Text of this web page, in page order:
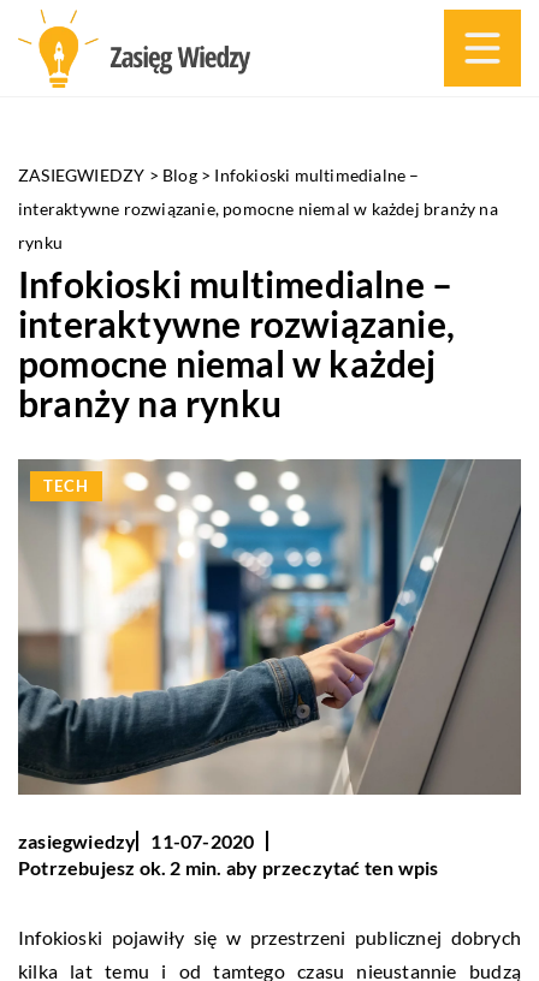
ZASIEGWIEDZY > Blog> Infokioski multimedialne –
interaktywne rozwiązanie, pomocne niemal w każdej branży na
rynku
Infokioski multimedialne –
interaktywne rozwiązanie,
pomocne niemal w każdej
branży na rynku
TECH
zasiegwiedzy
11-07-2020
Potrzebujesz ok. 2 min. aby przeczytać ten wpis
Infokioski pojawiły się w przestrzeni publicznej dobrych
kilka lat temu i od tamtego czasu nieustannie budzą